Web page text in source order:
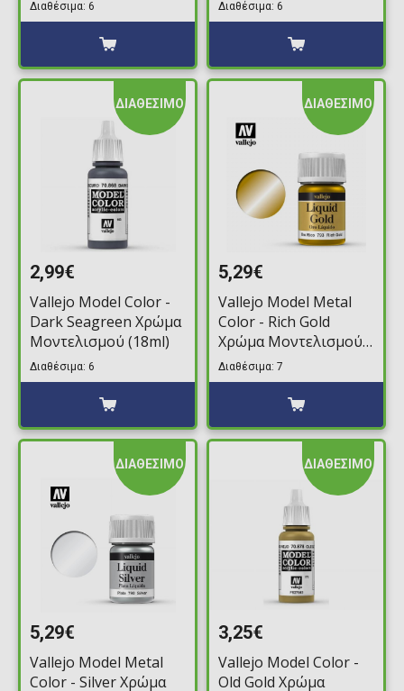
Διαθέσιμα: 6 Διαθέσιμα: 6
ΔΙΑΘΕΣΙΜΟ
2,99€
Vallejo Model Color -
Dark Seagreen Χρώμα
Μοντελισμού (18ml)
Διαθέσιμα: 6
ΔΙΑΘΕΣΙΜΟ
5,29€
Vallejo Model Metal
Color - Rich Gold
Χρώμα Μοντελισμού
(35ml)
Διαθέσιμα: 7
ΔΙΑΘΕΣΙΜΟ
5,29€
Vallejo Model Metal
Color - Silver Χρώμα
ΔΙΑΘΕΣΙΜΟ
3,25€
Vallejo Model Color -
Old Gold Χρώμα